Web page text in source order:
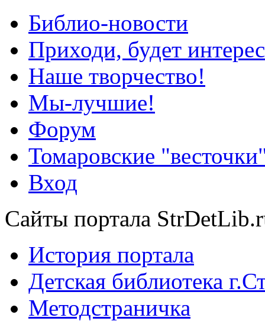
Библио-новости
Приходи, будет
Наше творчество!
Мы-лучшие!
Форум
Томаровские
Вход
Сайты портала
История портала
Детская библиотека
Методстраничка